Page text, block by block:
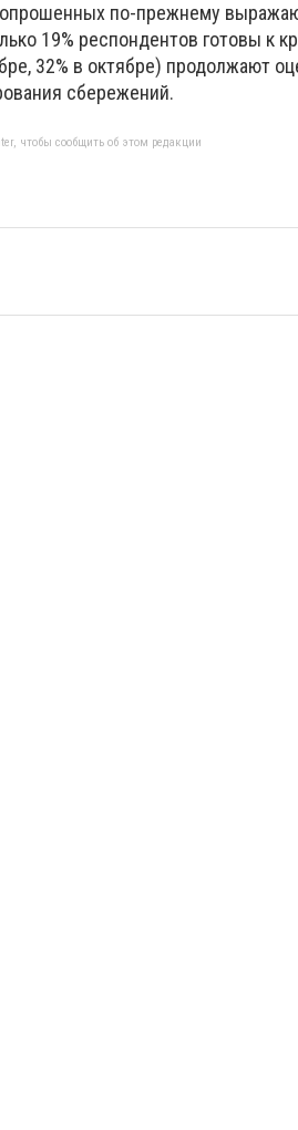
опрошенных по-прежнему
19% респондентов готовы к
32% в октябре) продолжают
сбережений.
чтобы сообщить об этом редакции